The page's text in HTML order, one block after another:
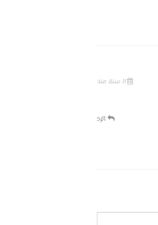
11 سنة منذ
الرد